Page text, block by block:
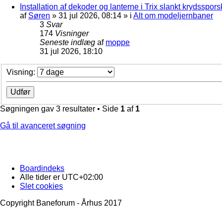
Installation af dekoder og lanterne i Trix slankt
af Søren » 31 jul 2026, 08:14 » i Alt om modeljernbaner
3 Svar
174 Visninger
Seneste indlæg af moppe
31 jul 2026, 18:10
Visning:
Søgningen gav 3 resultater • Side 1 af 1
Gå til avanceret søgning
Boardindeks
Alle tider er UTC+02:00
Slet cookies
Copyright Baneforum - Århus 2017